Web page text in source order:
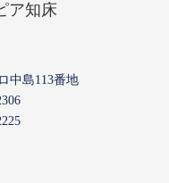
ア知床
中島113番地